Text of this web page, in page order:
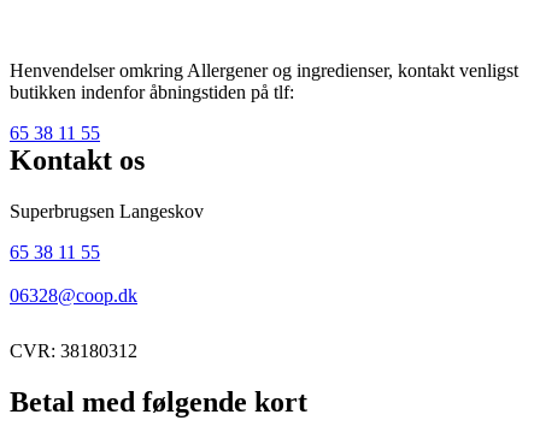
Henvendelser omkring Allergener og ingredienser, kontakt venligst
butikken indenfor åbningstiden på tlf:
65 38 11 55
Kontakt os
Superbrugsen Langeskov
65 38 11 55
06328@coop.dk
CVR: 38180312
Betal med følgende kort